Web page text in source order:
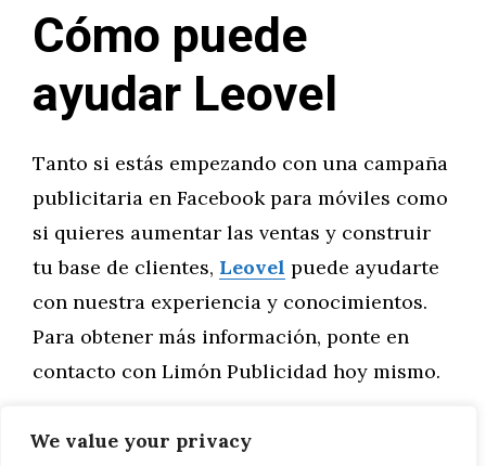
We value your privacy
Cómo puede
ayudar Leovel
Tanto si estás empezando con una campaña
publicitaria en Facebook para móviles como
si quieres aumentar las ventas y construir
tu base de clientes, Leovel puede ayudarte
con nuestra experiencia y conocimientos.
Para obtener más información, ponte en
contacto con Limón Publicidad hoy mismo.
Categorías
Marketing